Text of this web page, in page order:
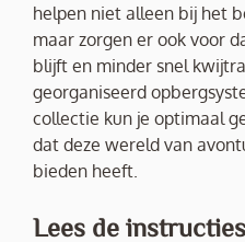
helpen niet alleen bij het
maar zorgen er ook voor
blijft en minder snel
georganiseerd
collectie kun je optimaal
dat deze wereld van
bieden heeft.
Lees de